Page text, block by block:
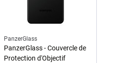
PanzerGlass
PanzerGlass - Couvercle de
Protection d'Objectif